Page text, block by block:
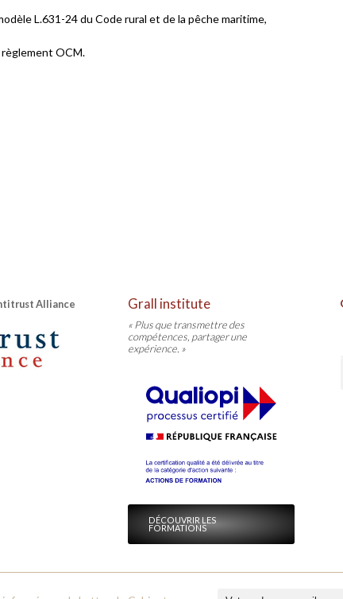
L.631-24 du Code rural et de la pêche maritime,
OCM.
Alliance Grall institute
« Plus que transmettre des
compétences, partager une
expérience. »
DÉCOUVRIR LES
FORMATIONS